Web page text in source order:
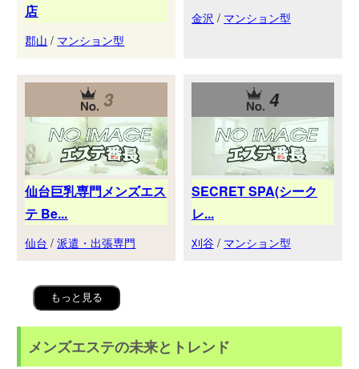
店
郡山 / マンション型
金沢 / マンション型
3
仙台巨乳専門メンズエス
テ Be...
仙台 /派遣・出張専門
4
SECRET SPA(シーク
レ...
刈谷 / マンション型
もっと見る
メンズエステの未来とトレンド